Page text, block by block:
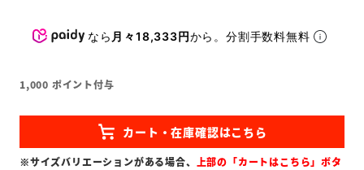
なら 月々18,333円から。分割手数料無料
1,000 ポイント付与
※サイズバリエーションがある場合、 上部の「カートはこちら」ボタ